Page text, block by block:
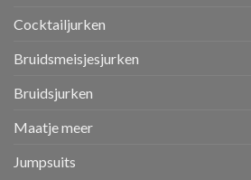
Cocktailjurken
Bruidsmeisjesjurken
Bruidsjurken
Maatje meer
Jumpsuits